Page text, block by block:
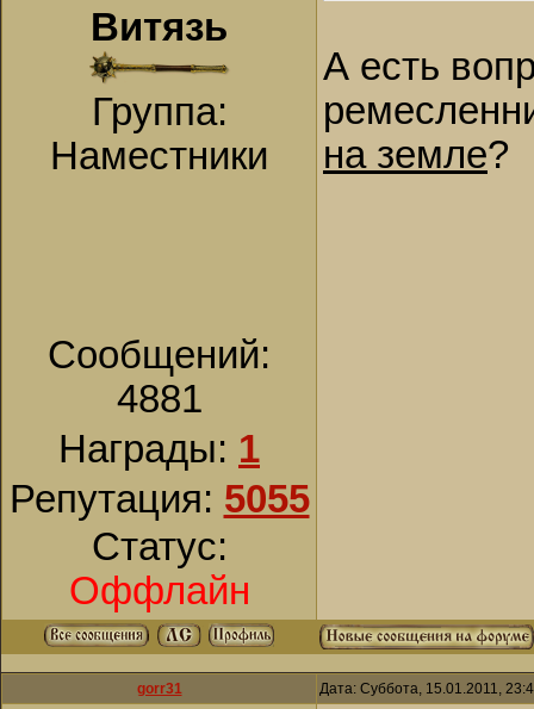
Витязь
Группа:
Наместники
Сообщений:
4881
Награды: 1
Репутация: 5055
Статус:
Оффлайн
А есть
на земле?
gorr31 Дата: Суббота, 15.01.2011,